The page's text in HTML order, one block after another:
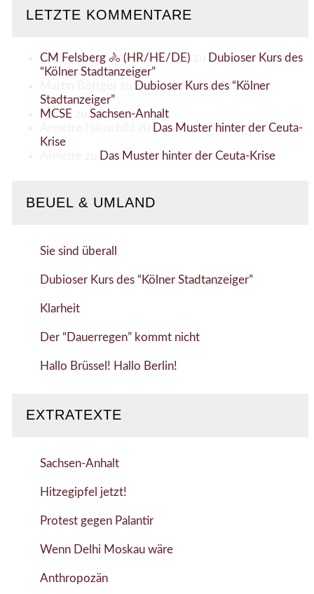
LETZTE KOMMENTARE
CM Felsberg 🚴 (HR/HE/DE)
Dubioser Kurs des
“Kölner Stadtanzeiger”
Dubioser Kurs des “Kölner
Stadtanzeiger”
MCSE
Sachsen-Anhalt
Das Muster hinter der Ceuta-
Krise
Das Muster hinter der Ceuta-Krise
BEUEL & UMLAND
Sie sind überall
Dubioser Kurs des “Kölner Stadtanzeiger”
Klarheit
Der “Dauerregen” kommt nicht
Hallo Brüssel! Hallo Berlin!
EXTRATEXTE
Sachsen-Anhalt
Hitzegipfel jetzt!
Protest gegen Palantir
Wenn Delhi Moskau wäre
Anthropozän